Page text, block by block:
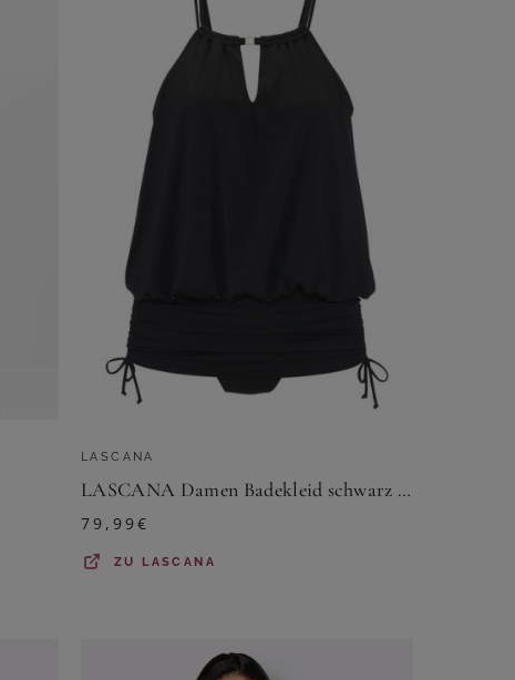
LASCANA
LASCANA Damen Badekleid schwarz Gr.48 Cup A/B
79,99€
ZU LASCANA